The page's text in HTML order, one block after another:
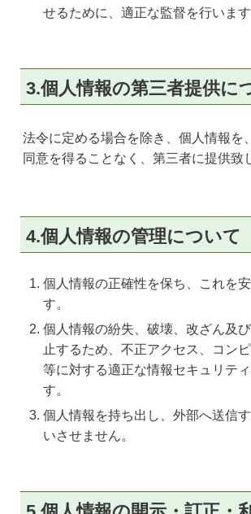
せるために、適正な監督を行います
3.個人情報の第三者提供に
法令に定める場合を除き、個人情報を
同意を得ることなく、第三者に提供致
4.個人情報の管理について
個人情報の正確性を保ち、これを
す。
個人情報の紛失、破壊、改ざん及
止するため、不正アクセス、コン
等に対する適正な情報セキュリテ
す。
個人情報を持ち出し、外部へ送信
いさせません。